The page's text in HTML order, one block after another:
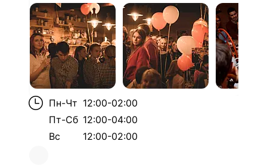
Пн-Чт 12:00-02:00
Пт-Сб 12:00-04:00
Вс
12:00-02:00